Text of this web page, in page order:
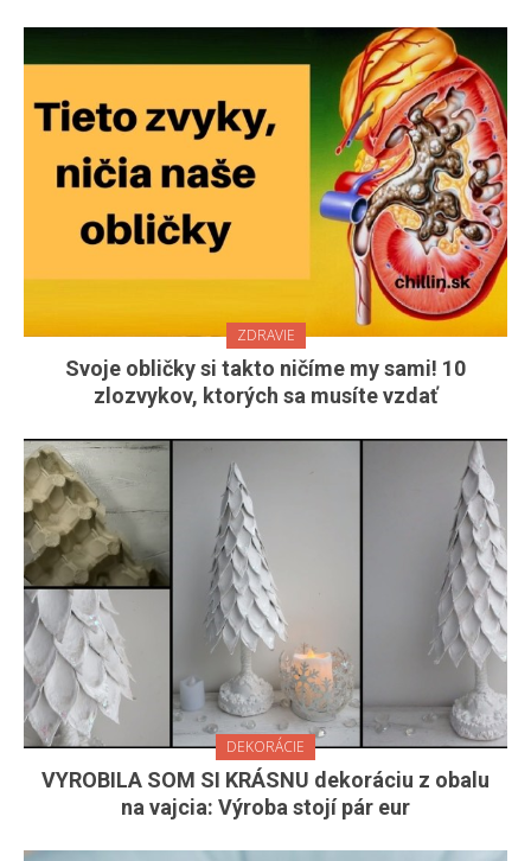
ZDRAVIE
Svoje obličky si takto ničíme my sami! 10
zlozvykov, ktorých sa musíte vzdať
DEKORÁCIE
VYROBILA SOM SI KRÁSNU dekoráciu z obalu
na vajcia: Výroba stojí pár eur